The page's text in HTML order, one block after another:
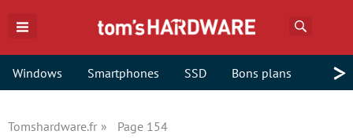
Windows Smartphones SSD Bons plans >
Tomshardware.fr Page 154